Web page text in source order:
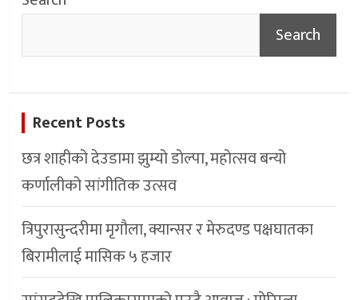
Search
Recent Posts
छत्र शाहीको देउडामा झुम्यो डोल्पा, महोत्सव बन्यो
कर्णालीको सांगीतिक उत्सव
त्रिपुरासुन्दरीमा मृगौला, क्यान्सर र मेरुदण्ड पक्षघातका
बिरामीलाई मासिक ५ हजार